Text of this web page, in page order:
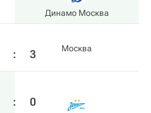
Динамо Москва
: 3 Москва
: 0